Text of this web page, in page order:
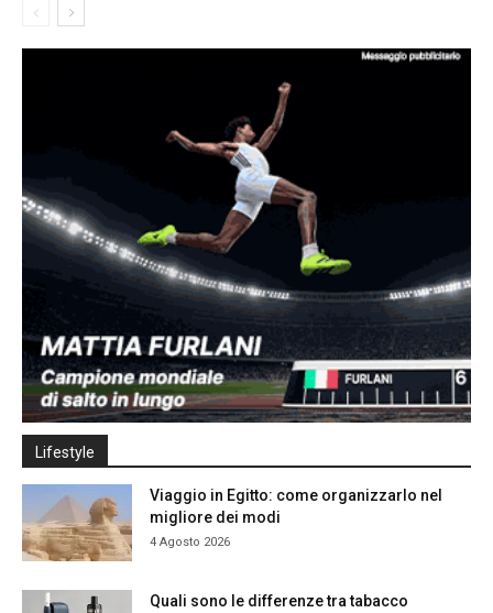
Lifestyle
Viaggio in Egitto: come organizzarlo nel
migliore dei modi
4 Agosto 2026
Quali sono le differenze tra tabacco